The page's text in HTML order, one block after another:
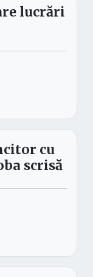
lucrări
cu
scrisă